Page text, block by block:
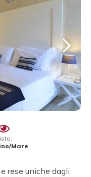
Mare
rese uniche dagli